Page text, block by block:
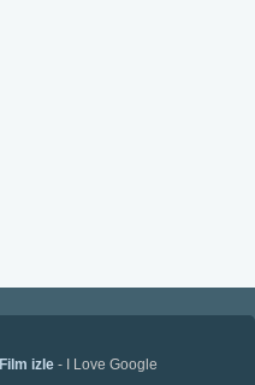
Film izle- I Love Google